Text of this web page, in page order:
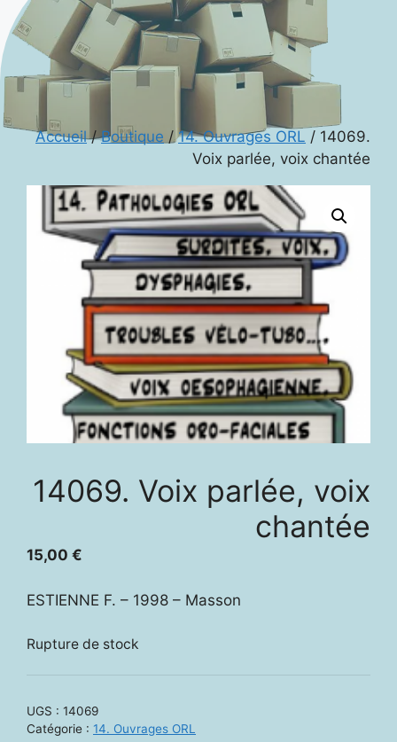
Accueil/Boutique /14. Ouvrages ORL / 14069.
Voix parlée, voix chantée
14069. Voix parlée, voix
chantée
15,00 €
ESTIENNE F. – 1998 – Masson
Rupture de stock
UGS : 14069
Catégorie : 14. Ouvrages ORL